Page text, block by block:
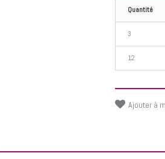
Quantité
3
12
Ajouter à